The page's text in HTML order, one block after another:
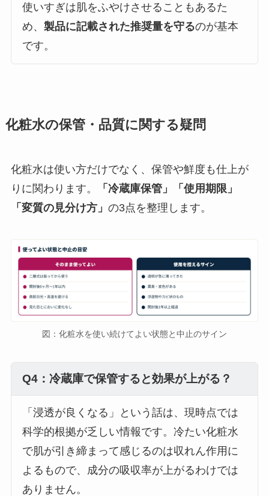
使いすぎは肌をふやけさせることもあるた
め、 製品に記載された推奨量を守るのが基本
です。
化粧水の保管・品質に関する疑問
化粧水は使い方だけでなく、保管や鮮度も仕上が
りに関わります。
「冷蔵庫保管」「使用期限」
「変質の見分け方」 の3点を整理します。
図：化粧水を使い続けてよい状態と中止のサイン
Q4：冷蔵庫で保管すると効果が上がる？
「浸透が良くなる」という話は、現時点では
科学的根拠が乏しい情報です。冷たい化粧水
で肌が引き締まって感じるのは収れん作用に
よるもので、成分の吸収率が上がるわけでは
ありません。